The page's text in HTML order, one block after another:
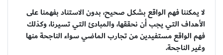
لا يمكننا فهم الواقع بشكل صحيح، بدون الاستناد بفهمنا على
الأهداف التي يجب أن نحققها، والمبادئ التي تسيرنا، وكذلك
فهم الواقع مستفيدين من تجارب الماضي سواء الناجحة منها
وغير الناجحة.